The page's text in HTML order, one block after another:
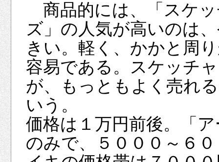
商品的には、「スケ
ズ」の人気が高いのは
きい。軽く、かかと周
容易である。スケッチ
が、もっともよく売れ
いう。
価格は１万円前後。「
のみで、５０００～６